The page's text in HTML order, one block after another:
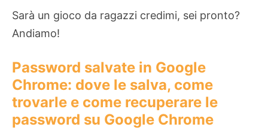
Sarà un gioco da ragazzi credimi, sei pronto?
Andiamo!
Password salvate in Google
Chrome: dove le salva, come
trovarle e come recuperare le
password su Google Chrome